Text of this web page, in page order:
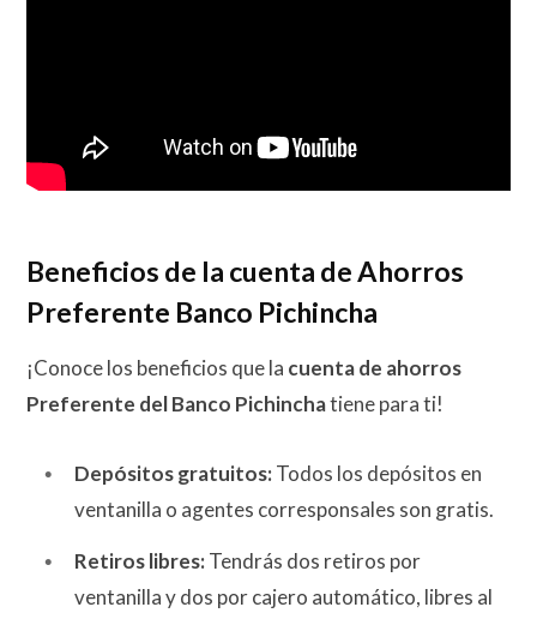
Beneficios de la cuenta de Ahorros
Preferente Banco Pichincha
¡Conoce los beneficios que la cuenta de ahorros
Preferente del Banco Pichinchatiene para ti!
Depósitos gratuitos:Todos los depósitos en
ventanilla o agentes corresponsales son gratis.
Retiros libres:Tendrás dos retiros por
ventanilla y dos por cajero automático, libres al